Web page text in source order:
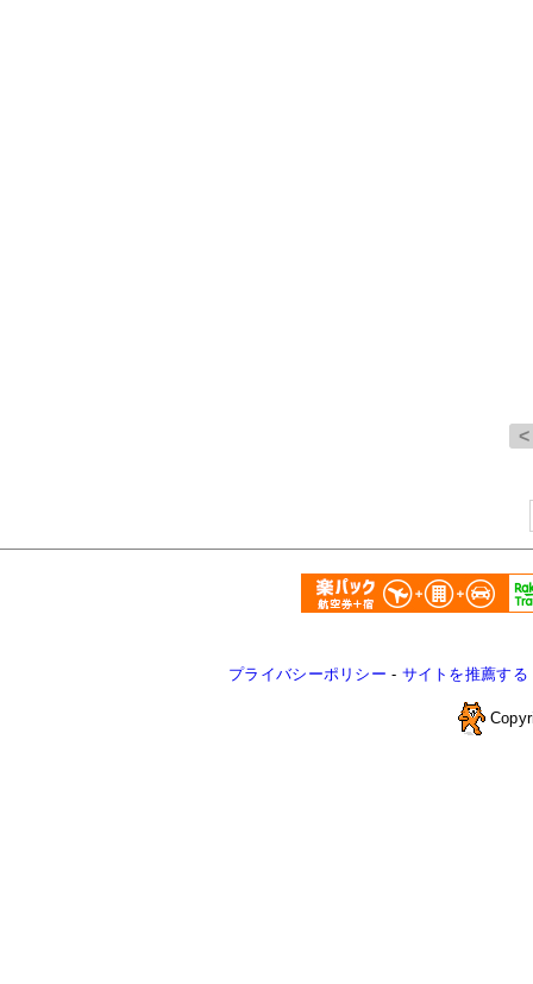
プライバシーポリシー - サイトを推薦する